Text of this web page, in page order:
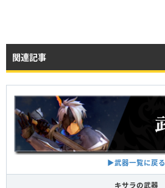
関連記事
▶︎武器一覧に戻る
キサラの武器